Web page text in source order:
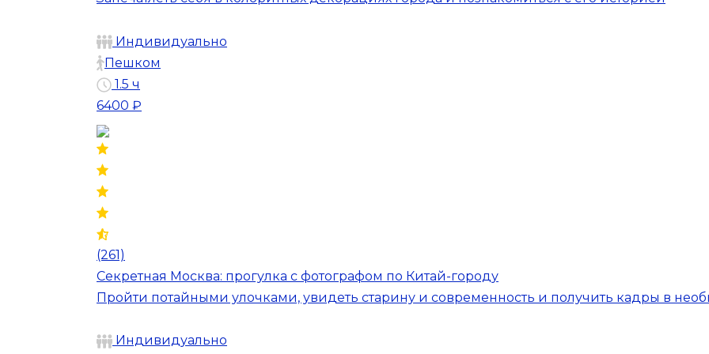
Индивидуально
Пешком
1.5 ч
6400 ₽
(261)
Секретная Москва: прогулка с фотографом по Китай-городу
Пройти потайными улочками, увидеть старину и современность и получить кадры в
Индивидуально